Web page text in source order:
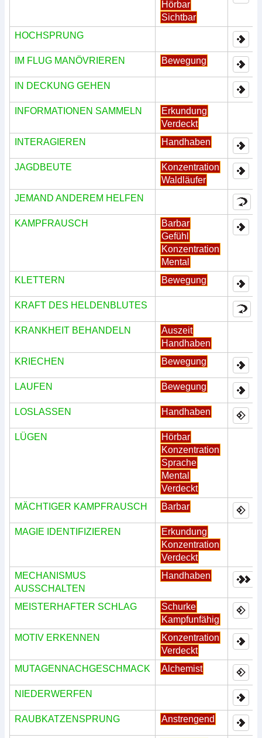
Hörbar
Sichtbar
HOCHSPRUNG
IM FLUG MANÖVRIEREN Bewegung
IN DECKUNG GEHEN
INFORMATIONEN SAMMELN
Erkundung
Verdeckt
INTERAGIEREN
Handhaben
JAGDBEUTE
Konzentration
Waldläufer
JEMAND ANDEREM HELFEN
KAMPFRAUSCH
Barbar
Gefühl
Konzentration
Mental
KLETTERN
Bewegung
KRAFT DES HELDENBLUTES
KRANKHEIT BEHANDELN
Auszeit
Handhaben
KRIECHEN
Bewegung
LAUFEN Bewegung
LOSLASSEN Handhaben
LÜGEN
Hörbar
Konzentration
Sprache
Mental
Verdeckt
MÄCHTIGER KAMPFRAUSCH
Barbar
MAGIE IDENTIFIZIEREN
Erkundung
Konzentration
Verdeckt
MECHANISMUS
AUSSCHALTEN
Handhaben
MEISTERHAFTER SCHLAG
Schurke
Kampfunfähig
MOTIV ERKENNEN
Konzentration
Verdeckt
MUTAGENNACHGESCHMACK
Alchemist
NIEDERWERFEN
RAUBKATZENSPRUNG Anstrengend